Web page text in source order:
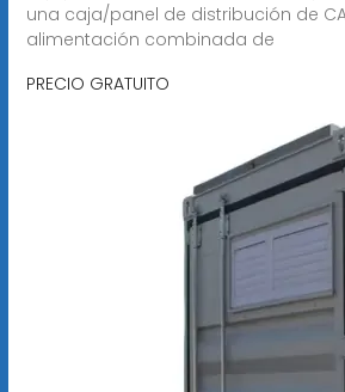
una caja/panel de distribución de
alimentación combinada de
PRECIO GRATUITO